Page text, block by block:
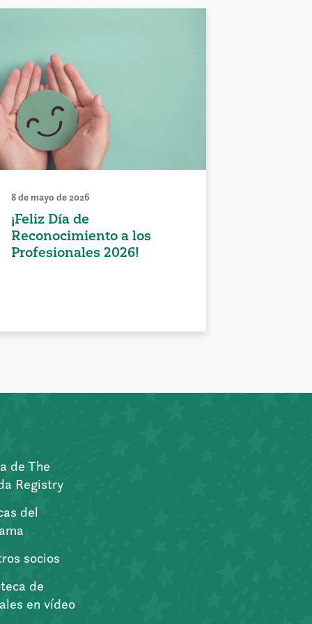
8 de mayo de 2026
¡Feliz Día de
Reconocimiento a los
Profesionales 2026!
de The
Registry
del
socios
de
en vídeo